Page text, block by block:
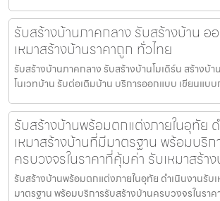
รับสร้างบ้านภาคกลาง รับสร้างบ้าน อ
เหมาสร้างบ้านราคาถูก ทั่วไทย
รับสร้างบ้านภาคกลาง รับสร้างบ้านโมเดิร์น สร้างบ้า
โนเวทบ้าน รับต่อเติมบ้าน บริการออกแบบ เขียนแบ
รับสร้างบ้านพร้อมตกแต่งภายในอุทัย
เหมาสร้างบ้านที่มีมาตรฐาน พร้อมบริก
ครบวงจรในราคาที่คุ้มค่า รับเหมาสร้า
รับสร้างบ้านพร้อมตกแต่งภายในอุทัย ดำเนินงานรับ
มาตรฐาน พร้อมบริการรับสร้างบ้านครบวงจรในรา